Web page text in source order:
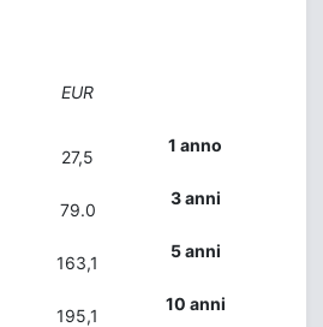
EUR
27,5
1 anno
79.0
3 anni
163,1
5 anni
195,1
10 anni